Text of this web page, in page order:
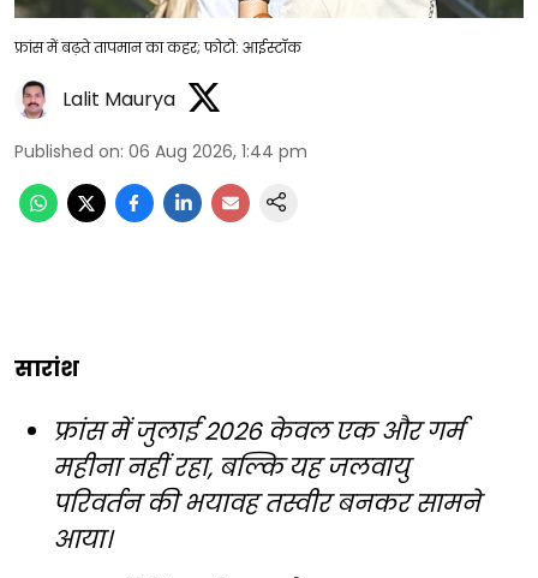
फ्रांस में बढ़ते तापमान का कहर; फोटो: आईस्टॉक
Lalit Maurya
Published on: 06 Aug 2026, 1:44 pm
सारांश
फ्रांस में जुलाई 2026 केवल एक और गर्म
महीना नहीं रहा, बल्कि यह जलवायु
परिवर्तन की भयावह तस्वीर बनकर सामने
आया।